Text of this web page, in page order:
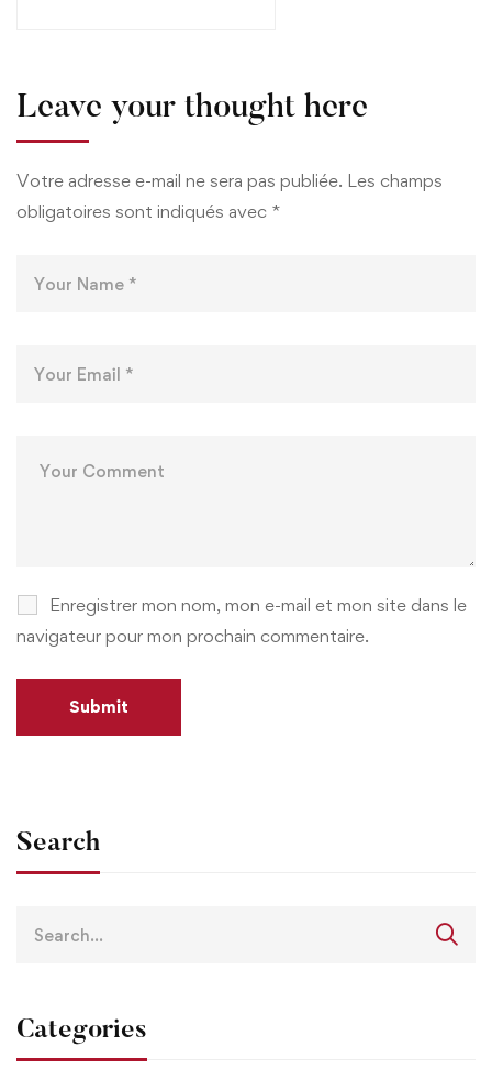
Leave your thought here
Votre adresse e-mail ne sera pas publiée. Les champs
obligatoires sont indiqués avec *
Enregistrer mon nom, mon e-mail et mon site dans le
navigateur pour mon prochain commentaire.
Search
Categories